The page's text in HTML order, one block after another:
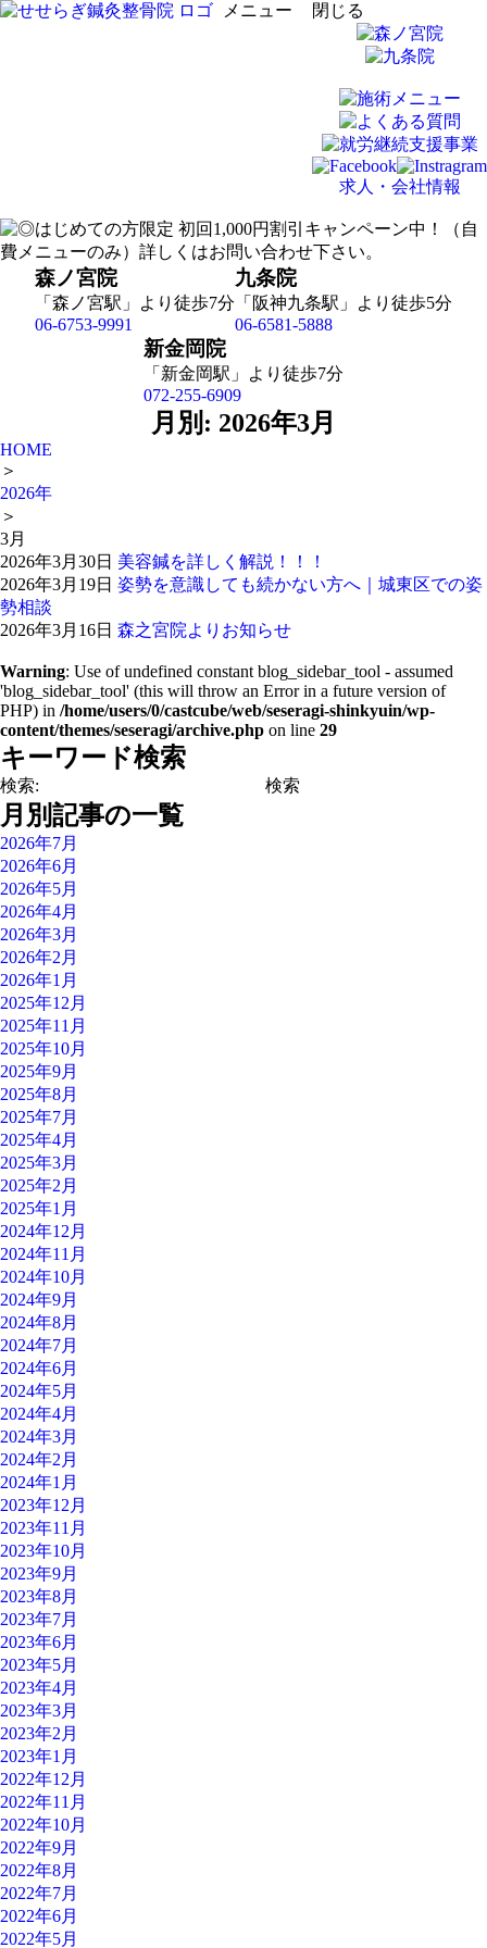
メニュー 閉じる
求人・会社情報
森ノ宮院
「森ノ宮駅」より徒歩7分
06-6753-9991
九条院
「阪神九条駅」より徒歩5分
06-6581-5888
新金岡院
「新金岡駅」より徒歩7分
072-255-6909
月別: 2026年3月
HOME
＞
2026年
＞
3月
2026年3月30日 美容鍼を詳しく解説！！！
2026年3月19日 姿勢を意識しても続かない方へ｜城東区での姿
勢相談
2026年3月16日 森之宮院よりお知らせ
Warning: Use of undefined constant blog_sidebar_tool - assumed
'blog_sidebar_tool' (this will throw an Error in a future version of
PHP) in /home/users/0/castcube/web/seseragi-shinkyuin/wp-
content/themes/seseragi/archive.php on line 29
キーワード検索
検索:
月別記事の一覧
2026年7月
2026年6月
2026年5月
2026年4月
2026年3月
2026年2月
2026年1月
2025年12月
2025年11月
2025年10月
2025年9月
2025年8月
2025年7月
2025年4月
2025年3月
2025年2月
2025年1月
2024年12月
2024年11月
2024年10月
2024年9月
2024年8月
2024年7月
2024年6月
2024年5月
2024年4月
2024年3月
2024年2月
2024年1月
2023年12月
2023年11月
2023年10月
2023年9月
2023年8月
2023年7月
2023年6月
2023年5月
2023年4月
2023年3月
2023年2月
2023年1月
2022年12月
2022年11月
2022年10月
2022年9月
2022年8月
2022年7月
2022年6月
2022年5月